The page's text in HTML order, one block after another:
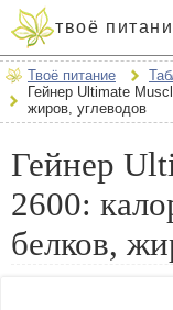
твоё
Твоё питание
Гейнер Ultimate
жиров, углеводов
Гейнер
2600:
белков,